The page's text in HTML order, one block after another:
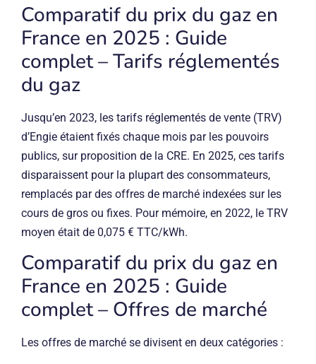
Comparatif du prix du gaz en
France en 2025 : Guide
complet – Tarifs réglementés
du gaz
Jusqu’en 2023, les tarifs réglementés de vente (TRV)
d’Engie étaient fixés chaque mois par les pouvoirs
publics, sur proposition de la CRE. En 2025, ces tarifs
disparaissent pour la plupart des consommateurs,
remplacés par des offres de marché indexées sur les
cours de gros ou fixes. Pour mémoire, en 2022, le TRV
moyen était de 0,075 € TTC/kWh.
Comparatif du prix du gaz en
France en 2025 : Guide
complet – Offres de marché
Les offres de marché se divisent en deux catégories :